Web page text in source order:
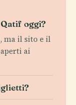
oggi?
ma il sito e il
ai